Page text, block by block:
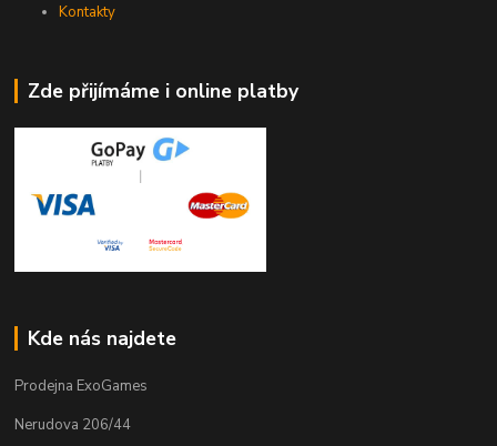
Kontakty
Zde přijímáme i online platby
Kde nás najdete
Prodejna ExoGames
Nerudova 206/44